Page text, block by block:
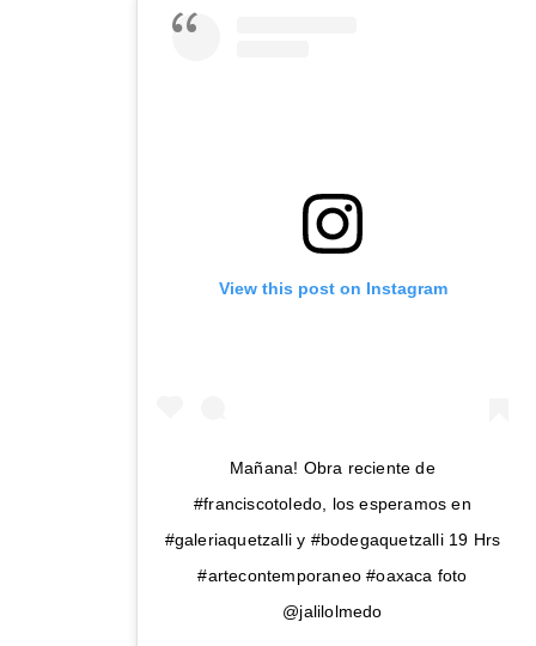
View this post on Instagram
Mañana! Obra reciente de
#franciscotoledo, los esperamos en
#galeriaquetzalli y #bodegaquetzalli 19 Hrs
#artecontemporaneo #oaxaca foto
@jalilolmedo